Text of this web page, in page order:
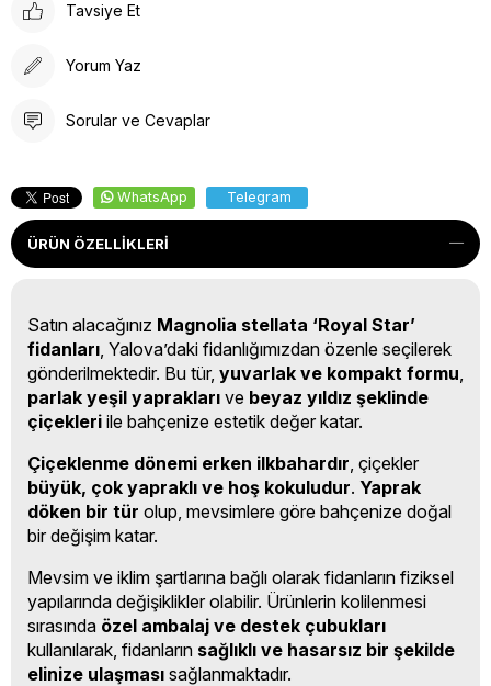
Tavsiye Et
Yorum Yaz
Sorular ve Cevaplar
WhatsApp Telegram
ÜRÜN ÖZELLIKLERI
Satın alacağınız Magnolia stellata ‘Royal Star’
fidanları , Yalova’daki fidanlığımızdan özenle seçilerek
gönderilmektedir. Bu tür, yuvarlak ve kompakt formu
parlak yeşil yaprakları ve beyaz yıldız şeklinde
çiçekleri ile bahçenize estetik değer katar.
Çiçeklenme dönemi erken ilkbahardır , çiçekler
büyük, çok yapraklı ve hoş kokuludur. Yaprak
döken bir tür olup, mevsimlere göre bahçenize doğal
bir değişim katar.
Mevsim ve iklim şartlarına bağlı olarak fidanların fiziksel
yapılarında değişiklikler olabilir. Ürünlerin kolilenmesi
sırasında özel ambalaj ve destek çubukları
kullanılarak, fidanların sağlıklı ve hasarsız bir şekilde
elinize ulaşması sağlanmaktadır.